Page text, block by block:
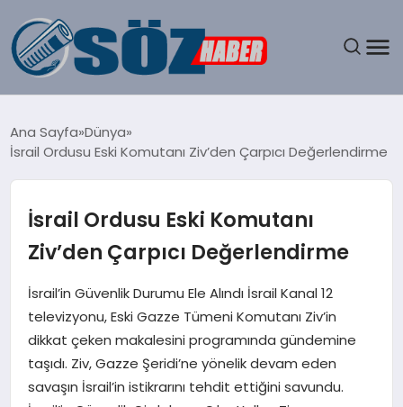
MAGAZIN
EKONOMI
DÜNYA
Ana Sayfa Dünya
İsrail Ordusu Eski Komutanı Ziv’den Çarpıcı Değerlendirme
İsrail Ordusu Eski Komutanı
Ziv’den Çarpıcı Değerlendirme
İsrail’in Güvenlik Durumu Ele Alındı İsrail Kanal 12
televizyonu, Eski Gazze Tümeni Komutanı Ziv’in
dikkat çeken makalesini programında gündemine
taşıdı. Ziv, Gazze Şeridi’ne yönelik devam eden
savaşın İsrail’in istikrarını tehdit ettiğini savundu.